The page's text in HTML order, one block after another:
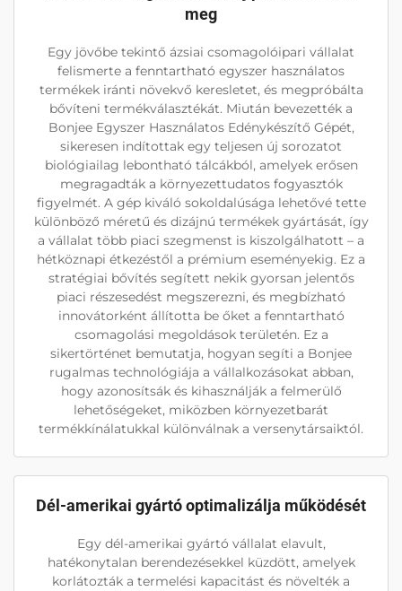
meg
Egy jövőbe tekintő ázsiai csomagolóipari vállalat
felismerte a fenntartható egyszer használatos
termékek iránti növekvő keresletet, és megpróbálta
bővíteni termékválasztékát. Miután bevezették a
Bonjee Egyszer Használatos Edénykészítő Gépét,
sikeresen indítottak egy teljesen új sorozatot
biológiailag lebontható tálcákból, amelyek erősen
megragadták a környezettudatos fogyasztók
figyelmét. A gép kiváló sokoldalúsága lehetővé tette
különböző méretű és dizájnú termékek gyártását, így
a vállalat több piaci szegmenst is kiszolgálhatott – a
hétköznapi étkezéstől a prémium eseményekig. Ez a
stratégiai bővítés segített nekik gyorsan jelentős
piaci részesedést megszerezni, és megbízható
innovátorként állította be őket a fenntartható
csomagolási megoldások területén. Ez a
sikertörténet bemutatja, hogyan segíti a Bonjee
rugalmas technológiája a vállalkozásokat abban,
hogy azonosítsák és kihasználják a felmerülő
lehetőségeket, miközben környezetbarát
termékkínálatukkal különválnak a versenytársaiktól.
Dél-amerikai gyártó optimalizálja működését
Egy dél-amerikai gyártó vállalat elavult,
hatékonytalan berendezésekkel küzdött, amelyek
korlátozták a termelési kapacitást és növelték a